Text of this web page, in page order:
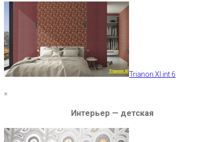
Trianon XI int 6
×
Интерьер — детская